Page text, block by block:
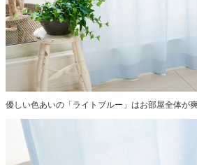
優しい色あいの「ライトブルー」はお部屋全体が